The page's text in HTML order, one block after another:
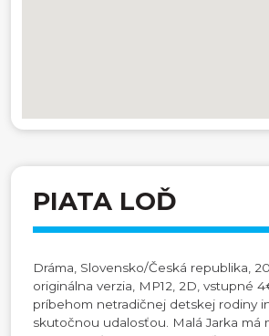
PIATA LOĎ
Dráma, Slovensko/Česká republika,
originálna verzia, MP12, 2D, vstupné
príbehom netradičnej detskej rodiny
skutočnou udalosťou. Malá Jarka má